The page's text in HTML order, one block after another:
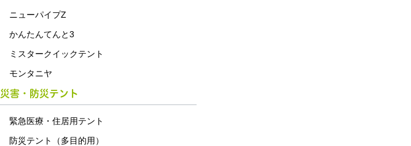
ニューパイプZ
かんたんてんと3
ミスタークイックテント
モンタニヤ
災害・防災テント
緊急医療・住居用テント
防災テント（多目的用）